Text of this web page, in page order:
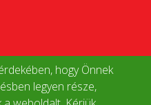
hogy Önnek
legyen része,